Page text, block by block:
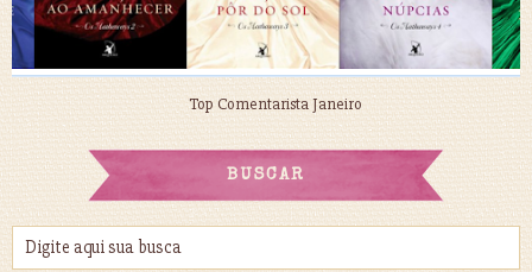
Top Comentarista Janeiro
BUSCAR